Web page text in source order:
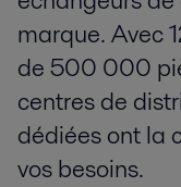
marque. Avec
de 500 000
centres de
dédiées ont la
vos besoins.